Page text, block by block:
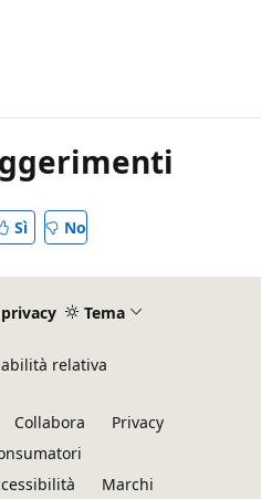
Sì No
Tema
relativa
Collabora
Privacy
Marchi